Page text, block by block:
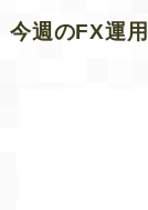
今週のFX運